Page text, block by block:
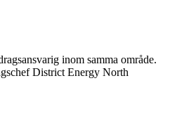
inom samma område.
District Energy North